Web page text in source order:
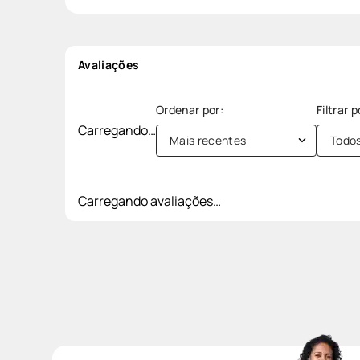
Avaliações
Carregando…
Mais recentes
Carregando avaliações…